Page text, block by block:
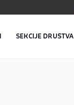
SEKCIJE DRUŠTVA